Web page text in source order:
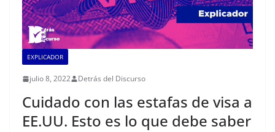
EXPLICADOR
julio 8, 2022 Detrás del Discurso
Cuidado con las estafas de visa a
EE.UU. Esto es lo que debe saber